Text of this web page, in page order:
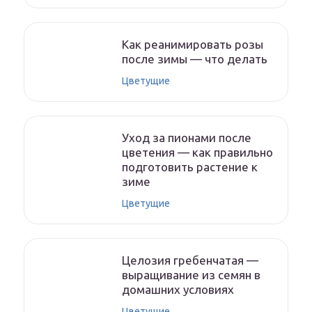
Как реанимировать розы
после зимы — что делать
Цветущие
Уход за пионами после
цветения — как правильно
подготовить растение к
зиме
Цветущие
Целозия гребенчатая —
выращивание из семян в
домашних условиях